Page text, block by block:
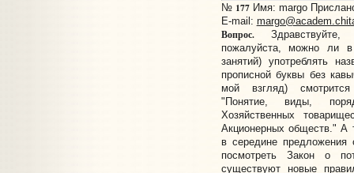
№ 177Имя: margo
E-mail:
Вопрос.Здравствуйте,
пожалуйста, можно ли
занятий) употреблять
прописной буквы без
мой взгляд)
"Понятие, виды,
Хозяйственных
Акционерных обществ." А
в середине
посмотреть Закон о
существуют новые